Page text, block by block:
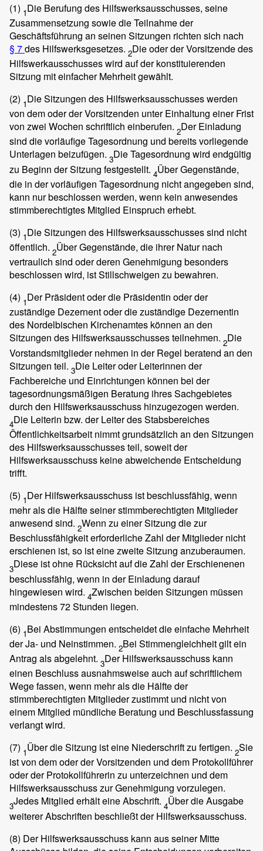
(1) 1Die Berufung des Hilfswerksausschusses, seine
Zusammensetzung sowie die Teilnahme der
Geschäftsführung an seinen Sitzungen richten sich nach
§ 7des Hilfswerksgesetzes. 2Die oder der Vorsitzende des
Hilfswerkausschusses wird auf der konstituierenden
Sitzung mit einfacher Mehrheit gewählt.
(2) 1Die Sitzungen des Hilfswerksausschusses werden
von dem oder der Vorsitzenden unter Einhaltung einer Frist
von zwei Wochen schriftlich einberufen. 2Der Einladung
sind die vorläufige Tagesordnung und bereits vorliegende
Unterlagen beizufügen. 3Die Tagesordnung wird endgültig
zu Beginn der Sitzung festgestellt. 4Über Gegenstände,
die in der vorläufigen Tagesordnung nicht angegeben sind,
kann nur beschlossen werden, wenn kein anwesendes
stimmberechtigtes Mitglied Einspruch erhebt.
(3) 1Die Sitzungen des Hilfswerksausschusses sind nicht
öffentlich. 2Über Gegenstände, die ihrer Natur nach
vertraulich sind oder deren Genehmigung besonders
beschlossen wird, ist Stillschweigen zu bewahren.
(4) 1Der Präsident oder die Präsidentin oder der
zuständige Dezernent oder die zuständige Dezernentin
des Nordelbischen Kirchenamtes können an den
Sitzungen des Hilfswerksausschusses teilnehmen. 2Die
Vorstandsmitglieder nehmen in der Regel beratend an den
Sitzungen teil. 3Die Leiter oder Leiterinnen der
Fachbereiche und Einrichtungen können bei der
tagesordnungsmäßigen Beratung ihres Sachgebietes
durch den Hilfswerksausschuss hinzugezogen werden.
4Die Leiterin bzw. der Leiter des Stabsbereiches
Öffentlichkeitsarbeit nimmt grundsätzlich an den Sitzungen
des Hilfswerksausschusses teil, soweit der
Hilfswerksausschuss keine abweichende Entscheidung
trifft.
(5) 1Der Hilfswerksausschuss ist beschlussfähig, wenn
mehr als die Hälfte seiner stimmberechtigten Mitglieder
anwesend sind. 2Wenn zu einer Sitzung die zur
Beschlussfähigkeit erforderliche Zahl der Mitglieder nicht
erschienen ist, so ist eine zweite Sitzung anzuberaumen.
3Diese ist ohne Rücksicht auf die Zahl der Erschienenen
beschlussfähig, wenn in der Einladung darauf
hingewiesen wird. 4Zwischen beiden Sitzungen müssen
mindestens 72 Stunden liegen.
(6) 1Bei Abstimmungen entscheidet die einfache Mehrheit
der Ja- und Neinstimmen. 2Bei Stimmengleichheit gilt ein
Antrag als abgelehnt. 3Der Hilfswerksausschuss kann
einen Beschluss ausnahmsweise auch auf schriftlichem
Wege fassen, wenn mehr als die Hälfte der
stimmberechtigten Mitglieder zustimmt und nicht von
einem Mitglied mündliche Beratung und Beschlussfassung
verlangt wird.
(7) 1Über die Sitzung ist eine Niederschrift zu fertigen. 2Sie
ist von dem oder der Vorsitzenden und dem Protokollführer
oder der Protokollführerin zu unterzeichnen und dem
Hilfswerksausschuss zur Genehmigung vorzulegen.
3Jedes Mitglied erhält eine Abschrift. 4Über die Ausgabe
weiterer Abschriften beschließt der Hilfswerksausschuss.
(8) Der Hilfswerksausschuss kann aus seiner Mitte